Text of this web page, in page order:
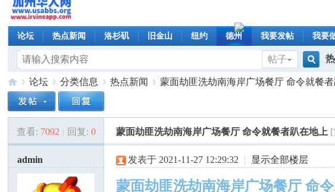
论坛 热点新闻 洛杉矶 旧金山 纽约 德州 我要发帖 我要
帖子
搜
索
美»
论坛
›
分类信息 热点新闻
›
蒙面劫匪洗劫南海岸广场餐厅 命令就餐
查看: 7092 | 回复: 0 蒙面劫匪洗劫南海岸广场餐厅 命令就餐者趴在地上 [
admin 发表于 2021-11-27 12:29:32 | 显示全部楼层
蒙面劫匪洗劫南海岸广场餐厅 命